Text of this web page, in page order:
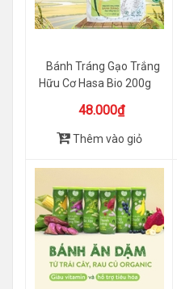
Bánh Tráng Gạo Trắng
Hữu Cơ Hasa Bio 200g
48.000₫
Thêm vào giỏ